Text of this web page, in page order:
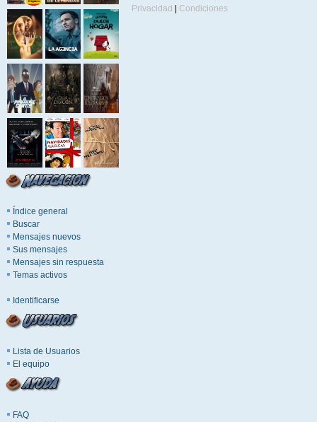
Índice general
Buscar
Mensajes nuevos
Sus mensajes
Mensajes sin respuesta
Temas activos
Identificarse
Lista de Usuarios
El equipo
FAQ
Privacidad
Condiciones